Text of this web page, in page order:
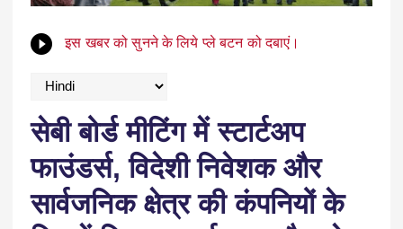
इस खबर को सुनने के लिये प्ले बटन को दबाएं।
सेबी बोर्ड मीटिंग में स्टार्टअप
फाउंडर्स, विदेशी निवेशक और
सार्वजनिक क्षेत्र की कंपनियों के